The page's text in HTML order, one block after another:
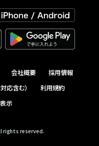
会社概要
採用情報
応含む）
利用規約
示
rights reserved.